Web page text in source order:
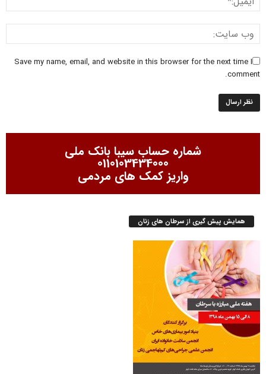
Save my name, email, and website in this browser for the next time I
comment.
شماره حساب سیبا بانک ملی
0110103434000
واریز کمک های مردمی
همایش پیش گیری از سرطان های زنان